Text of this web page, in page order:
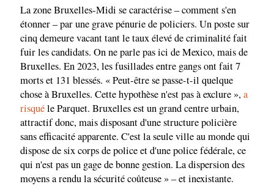
La zone Bruxelles-Midi se caractérise – comment s'en
étonner – par une grave pénurie de policiers. Un poste sur
cinq demeure vacant tant le taux élevé de criminalité fait
fuir les candidats. On ne parle pas ici de Mexico, mais de
Bruxelles. En 2023, les fusillades entre gangs ont fait 7
morts et 131 blessés. « Peut-être se passe-t-il quelque
chose à Bruxelles. Cette hypothèse n'est pas à exclure »,a
risquéle Parquet. Bruxelles est un grand centre urbain,
attractif donc, mais disposant d'une structure policière
sans efficacité apparente. C'est la seule ville au monde qui
dispose de six corps de police et d'une police fédérale, ce
qui n'est pas un gage de bonne gestion. La dispersion des
moyens a rendu la sécurité coûteuse » – et inexistante.